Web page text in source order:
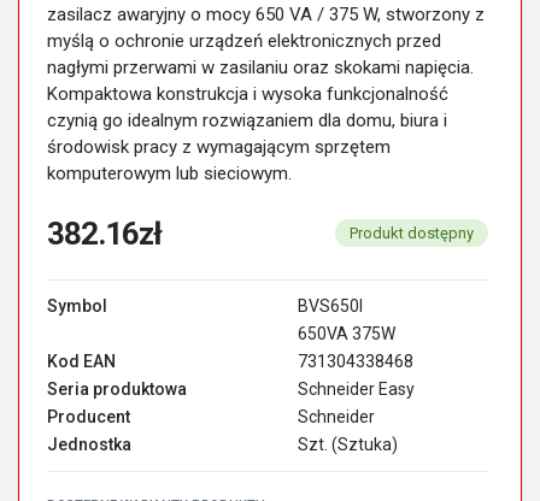
zasilacz awaryjny o mocy 650 VA / 375 W, stworzony z
myślą o ochronie urządzeń elektronicznych przed
nagłymi przerwami w zasilaniu oraz skokami napięcia.
Kompaktowa konstrukcja i wysoka funkcjonalność
czynią go idealnym rozwiązaniem dla domu, biura i
środowisk pracy z wymagającym sprzętem
komputerowym lub sieciowym.
382.16zł Produkt dostępny
Symbol
BVS650I
650VA 375W
Kod EAN
731304338468
Seria produktowa
Schneider Easy
Producent
Schneider
Jednostka
Szt. (Sztuka)